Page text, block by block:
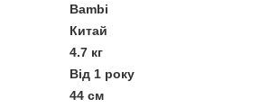
Bambi
Китай
4.7 кг
Від 1 року
44 см